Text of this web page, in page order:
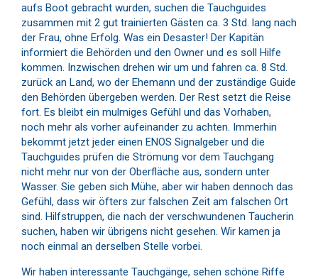
aufs Boot gebracht wurden, suchen die Tauchguides
zusammen mit 2 gut trainierten Gästen ca. 3 Std. lang nach
der Frau, ohne Erfolg. Was ein Desaster! Der Kapitän
informiert die Behörden und den Owner und es soll Hilfe
kommen. Inzwischen drehen wir um und fahren ca. 8 Std.
zurück an Land, wo der Ehemann und der zuständige Guide
den Behörden übergeben werden. Der Rest setzt die Reise
fort. Es bleibt ein mulmiges Gefühl und das Vorhaben,
noch mehr als vorher aufeinander zu achten. Immerhin
bekommt jetzt jeder einen ENOS Signalgeber und die
Tauchguides prüfen die Strömung vor dem Tauchgang
nicht mehr nur von der Oberfläche aus, sondern unter
Wasser. Sie geben sich Mühe, aber wir haben dennoch das
Gefühl, dass wir öfters zur falschen Zeit am falschen Ort
sind. Hilfstruppen, die nach der verschwundenen Taucherin
suchen, haben wir übrigens nicht gesehen. Wir kamen ja
noch einmal an derselben Stelle vorbei.
Wir haben interessante Tauchgänge, sehen schöne Riffe